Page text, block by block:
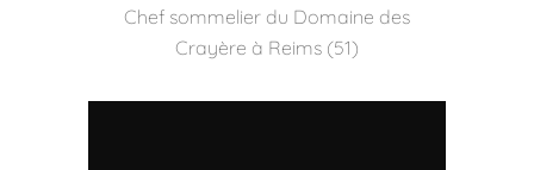
Chef sommelier du Domaine des
Crayère à Reims (51)